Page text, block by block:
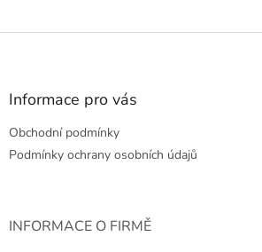
Z
Informace pro vás
Obchodní podmínky
Podmínky ochrany osobních údajů
INFORMACE O FIRMĚ